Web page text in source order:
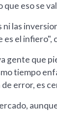
eso se
las
el infiero",
gente que
tiempo
error, es